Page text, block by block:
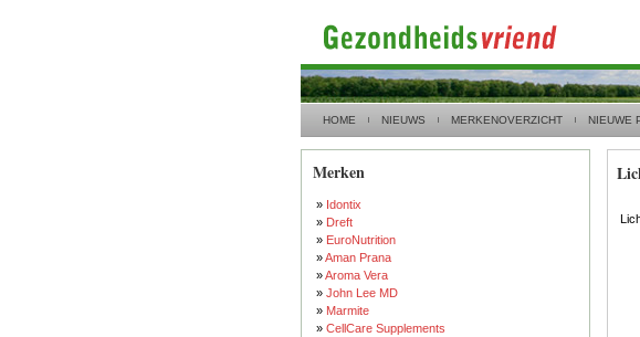
HOME NIEUWS MERKENOVERZICHT NIEUWE
Merken
» Idontix
» Dreft
» EuroNutrition
»Aman Prana
»Aroma Vera
» John Lee MD
» Marmite
» CellCare Supplements